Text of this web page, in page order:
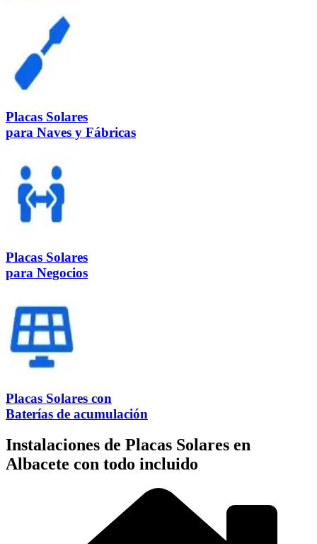
Placas Solares
para Naves y Fábricas
Placas Solares
para Negocios
Placas Solares con
Baterías de acumulación
Instalaciones de Placas Solares en
Albacete con todo incluido